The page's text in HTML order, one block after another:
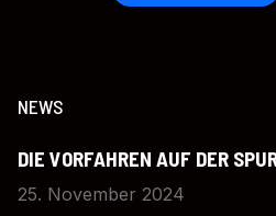
NEWS
DIE VORFAHREN AUF DER
25. November 2024